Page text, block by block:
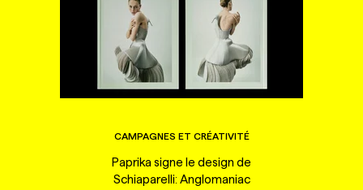
CAMPAGNES ET CRÉATIVITÉ
Paprika signe le design de
Schiaparelli: Anglomaniac